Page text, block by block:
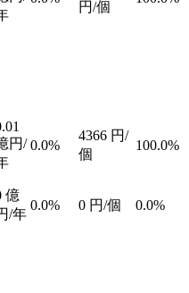
円/個
円/ 0.0%
4366 円/
個
100.0%
億
/年
0.0% 0 円/個 0.0%